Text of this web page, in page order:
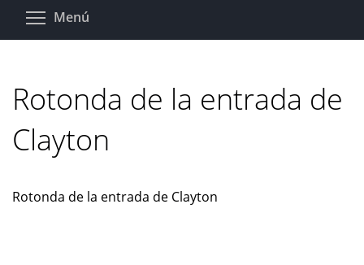
Pasar
Menú
Rotonda de la entrada de
Clayton
Rotonda de la entrada de Clayton